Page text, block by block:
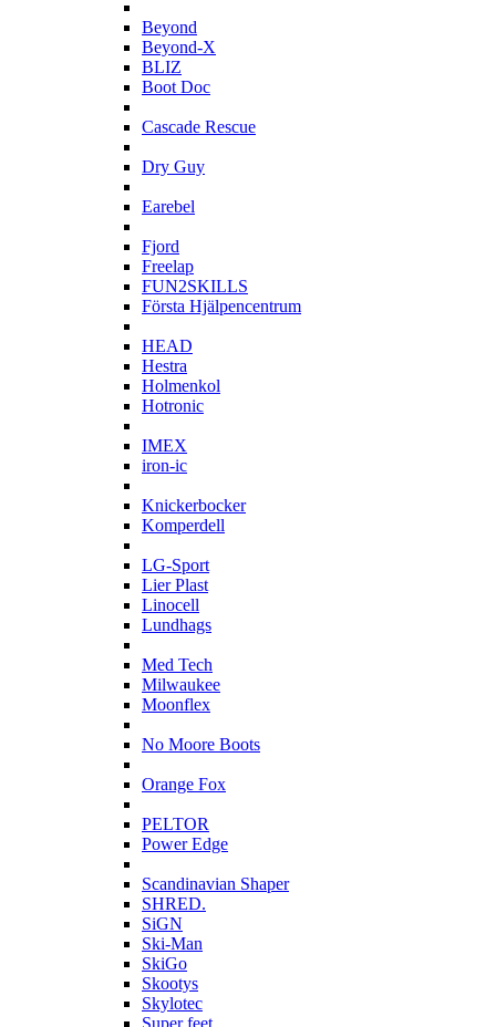
Beyond
Beyond-X
BLIZ
Boot Doc
Cascade Rescue
Dry Guy
Earebel
Fjord
Freelap
FUN2SKILLS
Första Hjälpencentrum
HEAD
Hestra
Holmenkol
Hotronic
IMEX
iron-ic
Knickerbocker
Komperdell
LG-Sport
Lier Plast
Linocell
Lundhags
Med Tech
Milwaukee
Moonflex
No Moore Boots
Orange Fox
PELTOR
Power Edge
Scandinavian Shaper
SHRED.
SiGN
Ski-Man
SkiGo
Skootys
Skylotec
Super feet